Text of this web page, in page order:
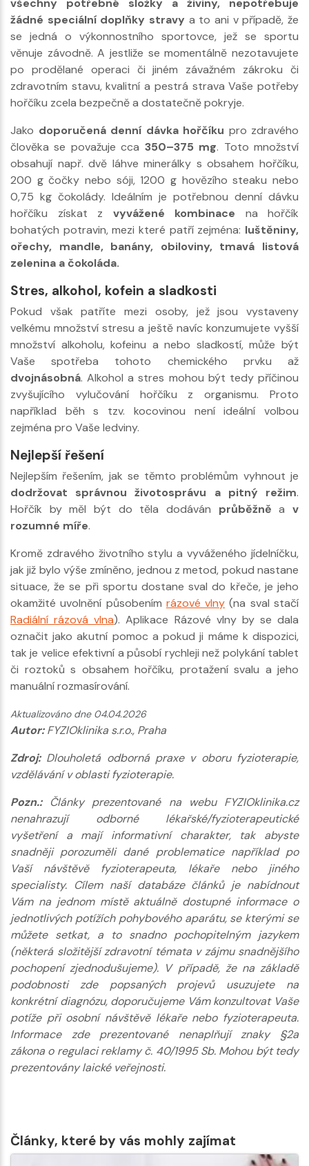
všechny potřebné složky a živiny, nepotřebuje
žádné speciální doplňky stravy a to ani v případě, že
se jedná o výkonnostního sportovce, jež se sportu
věnuje závodně. A jestliže se momentálně nezotavujete
po prodělané operaci či jiném závažném zákroku či
zdravotním stavu, kvalitní a pestrá strava Vaše potřeby
hořčíku zcela bezpečně a dostatečně pokryje.
Jako doporučená denní dávka hořčíku pro zdravého
člověka se považuje cca 350–375 mg. Toto množství
obsahují např. dvě láhve minerálky s obsahem hořčíku,
200 g čočky nebo sóji, 1200 g hovězího steaku nebo
0,75 kg čokolády. Ideálním je potřebnou denní dávku
hořčíku získat z vyvážené kombinace na hořčík
bohatých potravin, mezi které patří zejména: luštěniny,
ořechy, mandle, banány, obiloviny, tmavá listová
zelenina a čokoláda.
Stres, alkohol, kofein a sladkosti
Pokud však patříte mezi osoby, jež jsou vystaveny
velkému množství stresu a ještě navíc konzumujete vyšší
množství alkoholu, kofeinu a nebo sladkostí, může být
Vaše spotřeba tohoto chemického prvku až
dvojnásobná. Alkohol a stres mohou být tedy příčinou
zvyšujícího vylučování hořčíku z organismu. Proto
například běh s tzv. kocovinou není ideální volbou
zejména pro Vaše ledviny.
Nejlepší řešení
Nejlepším řešením, jak se těmto problémům vyhnout je
dodržovat správnou životosprávu a pitný režim.
Hořčík by měl být do těla dodáván průběžně av
rozumné míře.
Kromě zdravého životního stylu a vyváženého jídelníčku,
jak již bylo výše zmíněno, jednou z metod, pokud nastane
situace, že se při sportu dostane sval do křeče, je jeho
okamžité uvolnění působením rázové vlny (na sval stačí
Radiální rázová vlna). Aplikace Rázové vlny by se dala
označit jako akutní pomoc a pokud ji máme k dispozici,
tak je velice efektivní a působí rychleji než polykání tablet
či roztoků s obsahem hořčíku, protažení svalu a jeho
manuální rozmasírování.
Aktualizováno dne 04.04.2026
Autor:FYZIOklinika s.r.o., Praha
Zdroj:Dlouholetá odborná praxe v oboru fyzioterapie,
vzdělávání v oblasti fyzioterapie.
Pozn.:Články prezentované na webu FYZIOklinika.cz
nenahrazují odborné lékařské/fyzioterapeutické
vyšetření a mají informativní charakter, tak abyste
snadněji porozuměli dané problematice například po
Vaší návštěvě fyzioterapeuta, lékaře nebo jiného
specialisty. Cílem naší databáze článků je nabídnout
Vám na jednom místě aktuálně dostupné informace o
jednotlivých potížích pohybového aparátu, se kterými se
můžete setkat, a to snadno pochopitelným jazykem
(některá složitější zdravotní témata v zájmu snadnějšího
pochopení zjednodušujeme). V případě, že na základě
podobnosti zde popsaných projevů usuzujete na
konkrétní diagnózu, doporučujeme Vám konzultovat Vaše
potíže při osobní návštěvě lékaře nebo fyzioterapeuta.
Informace zde prezentované nenaplňují znaky §2a
zákona o regulaci reklamy č. 40/1995 Sb. Mohou být tedy
prezentovány laické veřejnosti.
Články, které by vás mohly zajímat